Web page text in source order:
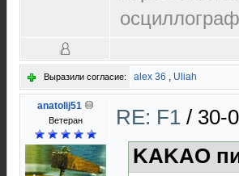
Выразили согласие: alex 36 , Uliah
anatolij51
Ветеран RE: F1 / 30-
KAKAO